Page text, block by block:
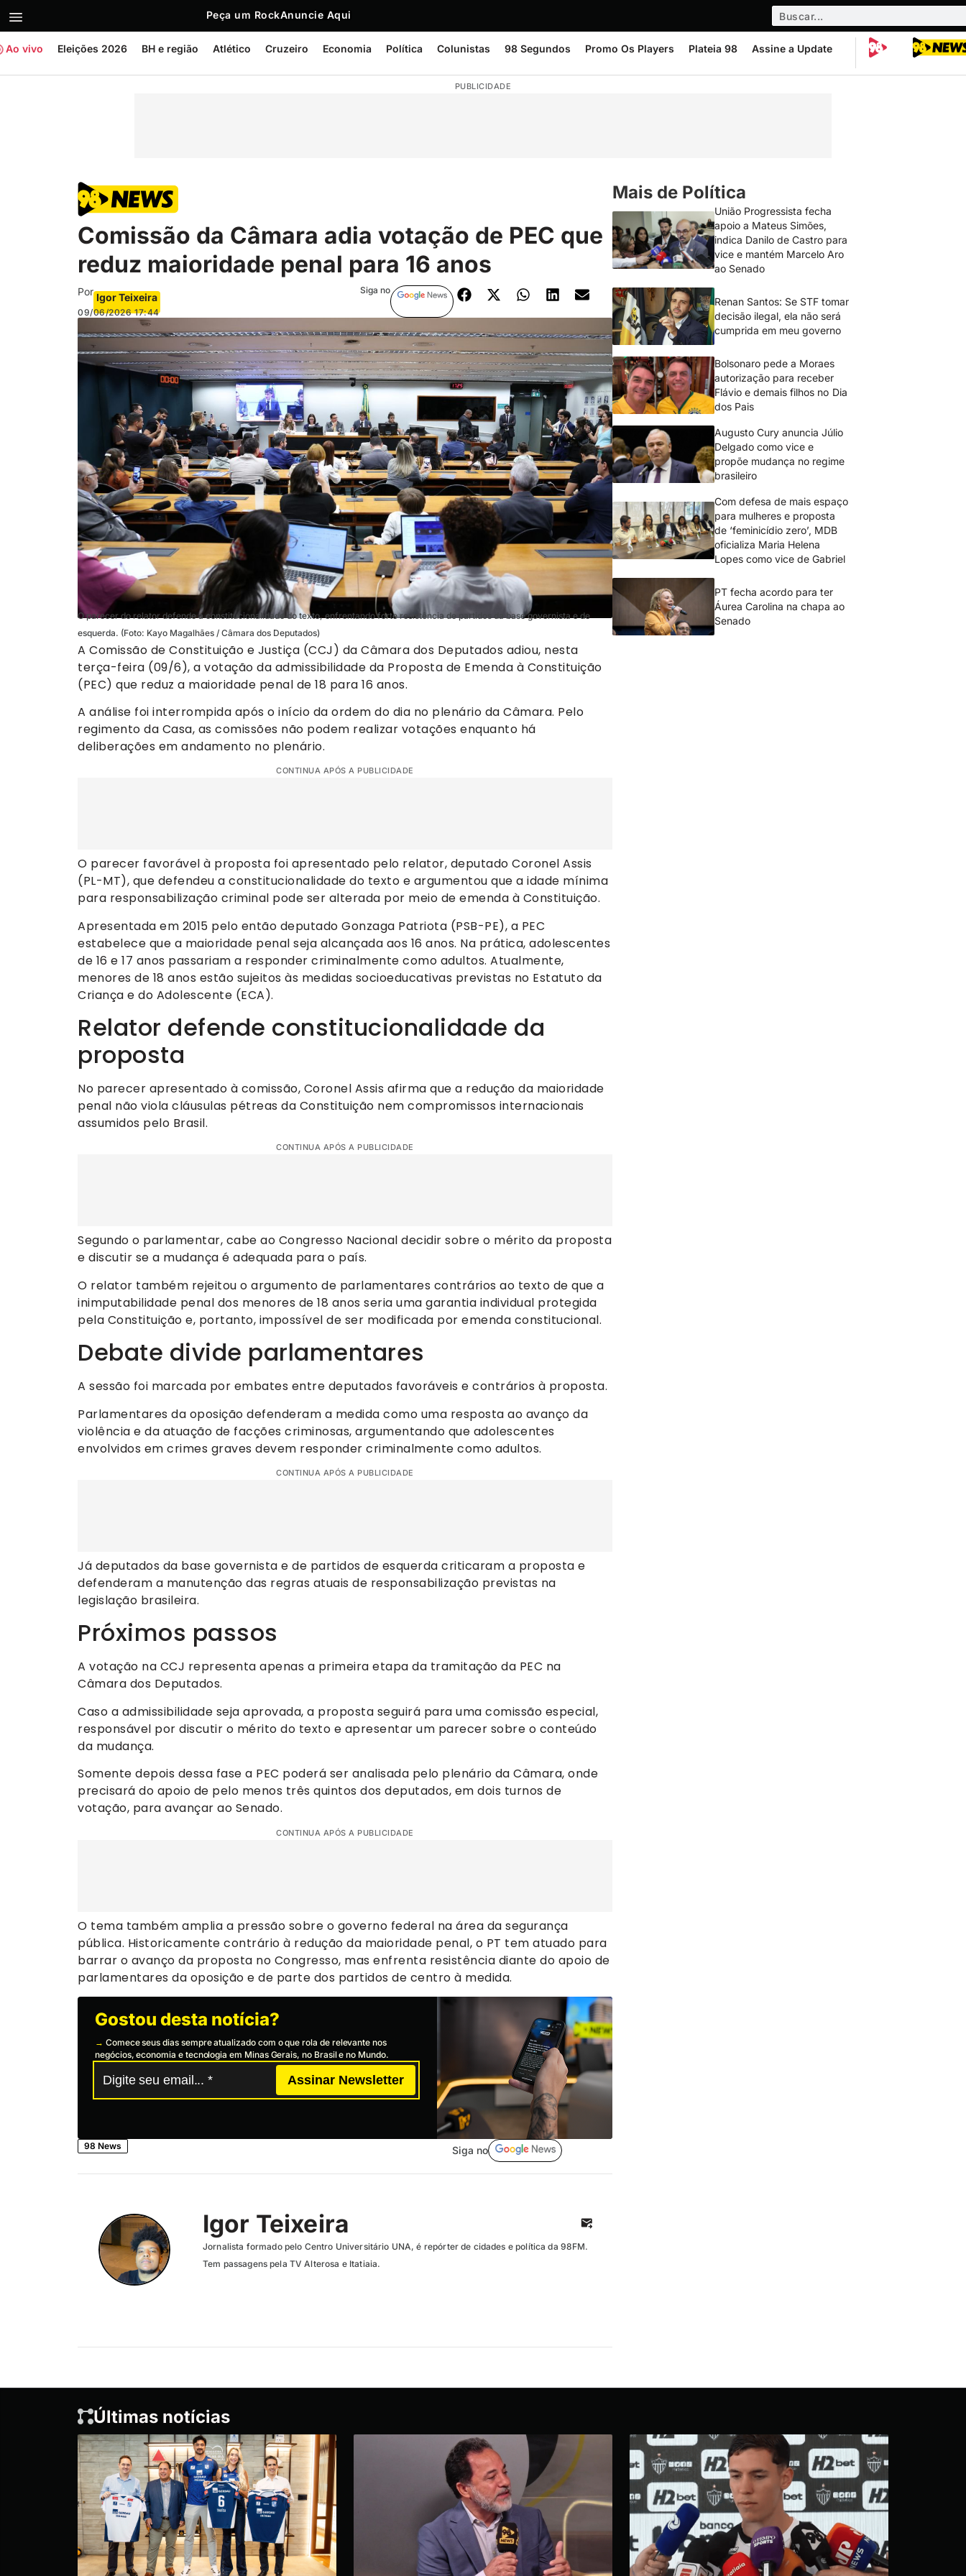
Peça um RockAnuncie Aqui
Ao vivo Eleições 2026 BH e região Atlético Cruzeiro Economia Política Colunistas 98 Segundos Promo Os Players Plateia 98 Assine a Update
PUBLICIDADE
Comissão da Câmara adia votação de PEC que
reduz maioridade penal para 16 anos
Por Igor Teixeira
09/06/2026 17:44
Siga no
O parecer do relator defende a constitucionalidade do texto, enfrentando forte resistência de partidos da base governista e de
esquerda. (Foto: Kayo Magalhães / Câmara dos Deputados)
A Comissão de Constituição e Justiça (CCJ) da Câmara dos Deputados adiou, nesta
terça-feira (09/6), a votação da admissibilidade da Proposta de Emenda à Constituição
(PEC) que reduz a maioridade penal de 18 para 16 anos.
A análise foi interrompida após o início da ordem do dia no plenário da Câmara. Pelo
regimento da Casa, as comissões não podem realizar votações enquanto há
deliberações em andamento no plenário.
CONTINUA APÓS A PUBLICIDADE
O parecer favorável à proposta foi apresentado pelo relator, deputado Coronel Assis
(PL-MT), que defendeu a constitucionalidade do texto e argumentou que a idade mínima
para responsabilização criminal pode ser alterada por meio de emenda à Constituição.
Apresentada em 2015 pelo então deputado Gonzaga Patriota (PSB-PE), a PEC
estabelece que a maioridade penal seja alcançada aos 16 anos. Na prática, adolescentes
de 16 e 17 anos passariam a responder criminalmente como adultos. Atualmente,
menores de 18 anos estão sujeitos às medidas socioeducativas previstas no Estatuto da
Criança e do Adolescente (ECA).
Relator defende constitucionalidade da
proposta
No parecer apresentado à comissão, Coronel Assis afirma que a redução da maioridade
penal não viola cláusulas pétreas da Constituição nem compromissos internacionais
assumidos pelo Brasil.
CONTINUA APÓS A PUBLICIDADE
Segundo o parlamentar, cabe ao Congresso Nacional decidir sobre o mérito da proposta
e discutir se a mudança é adequada para o país.
O relator também rejeitou o argumento de parlamentares contrários ao texto de que a
inimputabilidade penal dos menores de 18 anos seria uma garantia individual protegida
pela Constituição e, portanto, impossível de ser modificada por emenda constitucional.
Debate divide parlamentares
A sessão foi marcada por embates entre deputados favoráveis e contrários à proposta.
Parlamentares da oposição defenderam a medida como uma resposta ao avanço da
violência e da atuação de facções criminosas, argumentando que adolescentes
envolvidos em crimes graves devem responder criminalmente como adultos.
CONTINUA APÓS A PUBLICIDADE
Já deputados da base governista e de partidos de esquerda criticaram a proposta e
defenderam a manutenção das regras atuais de responsabilização previstas na
legislação brasileira.
Próximos passos
A votação na CCJ representa apenas a primeira etapa da tramitação da PEC na
Câmara dos Deputados.
Caso a admissibilidade seja aprovada, a proposta seguirá para uma comissão especial,
responsável por discutir o mérito do texto e apresentar um parecer sobre o conteúdo
da mudança.
Somente depois dessa fase a PEC poderá ser analisada pelo plenário da Câmara, onde
precisará do apoio de pelo menos três quintos dos deputados, em dois turnos de
votação, para avançar ao Senado.
CONTINUA APÓS A PUBLICIDADE
O tema também amplia a pressão sobre o governo federal na área da segurança
pública. Historicamente contrário à redução da maioridade penal, o PT tem atuado para
barrar o avanço da proposta no Congresso, mas enfrenta resistência diante do apoio de
parlamentares da oposição e de parte dos partidos de centro à medida.
Gostou desta notícia?
→ Comece seus dias sempre atualizado com o que rola de relevante nos
negócios, economia e tecnologia em Minas Gerais, no Brasil e no Mundo.
Assinar Newsletter
98 News Siga no
Igor Teixeira
Jornalista formado pelo Centro Universitário UNA, é repórter de cidades e política da 98FM.
Tem passagens pela TV Alterosa e Itatiaia.
Mais de Política
União Progressista fecha
apoio a Mateus Simões,
indica Danilo de Castro para
vice e mantém Marcelo Aro
ao Senado
Renan Santos: Se STF tomar
decisão ilegal, ela não será
cumprida em meu governo
Bolsonaro pede a Moraes
autorização para receber
Flávio e demais filhos no Dia
dos Pais
Augusto Cury anuncia Júlio
Delgado como vice e
propõe mudança no regime
brasileiro
Com defesa de mais espaço
para mulheres e proposta
de ‘feminicídio zero’, MDB
oficializa Maria Helena
Lopes como vice de Gabriel
PT fecha acordo para ter
Áurea Carolina na chapa ao
Senado
Últimas notícias